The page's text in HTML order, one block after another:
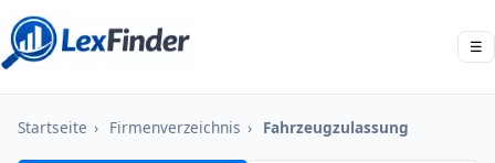
☰
Startseite › Firmenverzeichnis › Fahrzeugzulassung